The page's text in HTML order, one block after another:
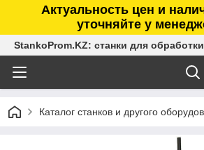
Актуальность цен и
уточняйте у
StankoProm.KZ: станки для
Каталог станков и другого